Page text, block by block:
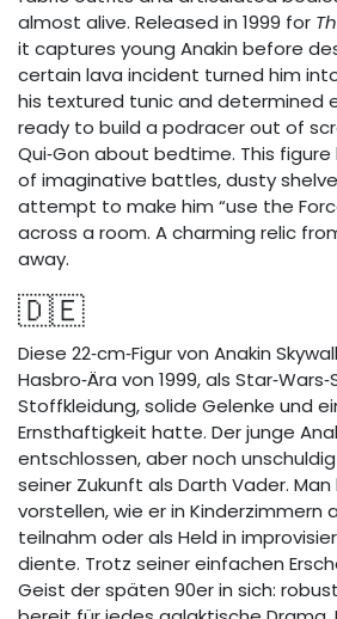
almost alive. Released in 1999 for
it captures young Anakin before
certain lava incident turned him
his textured tunic and determined
ready to build a podracer out of
Qui‑Gon about bedtime. This figure
of imaginative battles, dusty
attempt to make him “use the
across a room. A charming relic
away.
🇩🇪
Diese 22‑cm‑Figur von Anakin
Hasbro‑Ära von 1999, als
Stoffkleidung, solide Gelenke und
Ernsthaftigkeit hatte. Der junge
entschlossen, aber noch
seiner Zukunft als Darth Vader.
vorstellen, wie er in Kinderzimmern
teilnahm oder als Held in
diente. Trotz seiner einfachen
Geist der späten 90er in sich: